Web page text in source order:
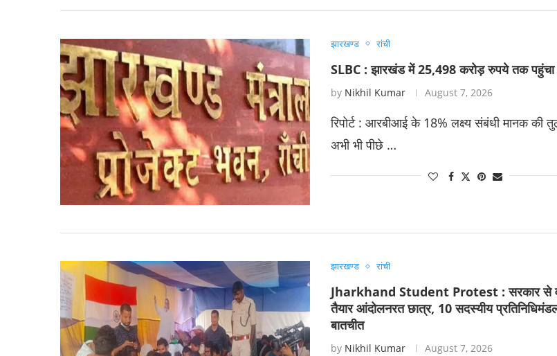
झारखण्ड रांची
SLBC : झारखंड में 25,498 करोड़ रुपये तक
by Nikhil Kumar August 7, 2026
रिपोर्ट : आरबीआई के 18% लक्ष्य संबंधी मानक की
अभी भी पीछे …
झारखण्ड रांची
Jharkhand Student Protest : सरकार से
तैयार आंदोलनरत छात्र, 10 सदस्यीय
बातचीत
by Nikhil Kumar August 7, 2026